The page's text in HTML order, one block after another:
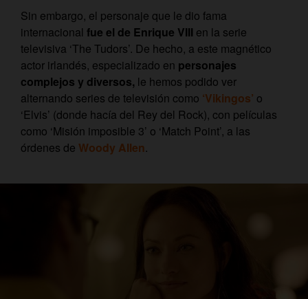
Sin embargo, el personaje que le dio fama
internacional fue el de Enrique VIII en la serie
televisiva ‘The Tudors’. De hecho, a este magnético
actor irlandés, especializado en personajes
complejos y diversos, le hemos podido ver
alternando series de televisión como ‘Vikingos’ o
‘Elvis’ (donde hacía del Rey del Rock), con películas
como ‘Misión imposible 3’ o ‘Match Point’, a las
órdenes de Woody Allen.